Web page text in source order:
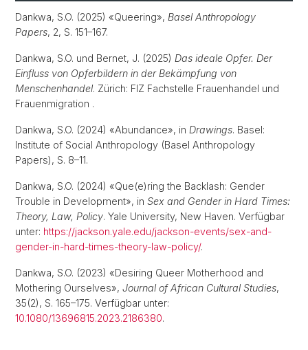
Dankwa, S.O. (2025) «Queering», Basel Anthropology
Papers, 2, S. 151–167.
Dankwa, S.O. und Bernet, J. (2025) Das ideale Opfer. Der
Einfluss von Opferbildern in der Bekämpfung von
Menschenhandel. Zürich: FIZ Fachstelle Frauenhandel und
Frauenmigration .
Dankwa, S.O. (2024) «Abundance», in Drawings. Basel:
Institute of Social Anthropology (Basel Anthropology
Papers), S. 8–11.
Dankwa, S.O. (2024) «Que(e)ring the Backlash: Gender
Trouble in Development», in Sex and Gender in Hard Times:
Theory, Law, Policy. Yale University, New Haven. Verfügbar
unter: https://jackson.yale.edu/jackson-events/sex-and-
gender-in-hard-times-theory-law-policy/.
Dankwa, S.O. (2023) «Desiring Queer Motherhood and
Mothering Ourselves», Journal of African Cultural Studies,
35(2), S. 165–175. Verfügbar unter:
10.1080/13696815.2023.2186380.